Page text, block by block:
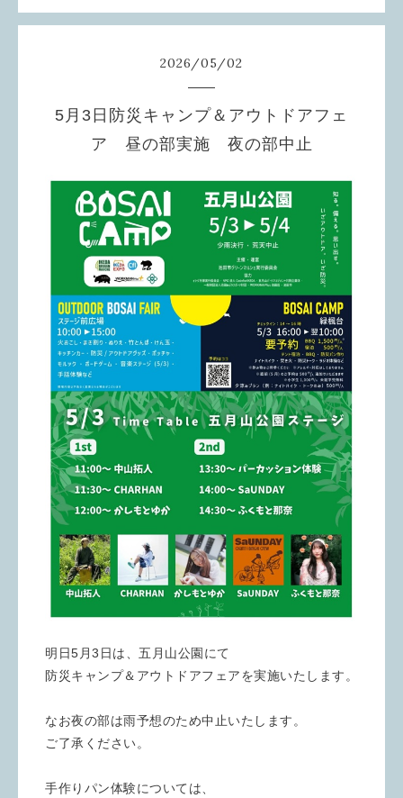
2026/05/02
5月3日防災キャンプ＆アウトドアフェ
ア 昼の部実施 夜の部中止
明日5月3日は、五月山公園にて
防災キャンプ＆アウトドアフェアを実施いたします。
なお夜の部は雨予想のため中止いたします。
ご了承ください。
手作りパン体験については、